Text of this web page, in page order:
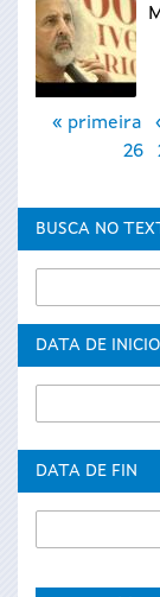
Páxinas
« primeira
26
BUSCA NO
DATA DE INICIO
de
DATA DE FIN
de